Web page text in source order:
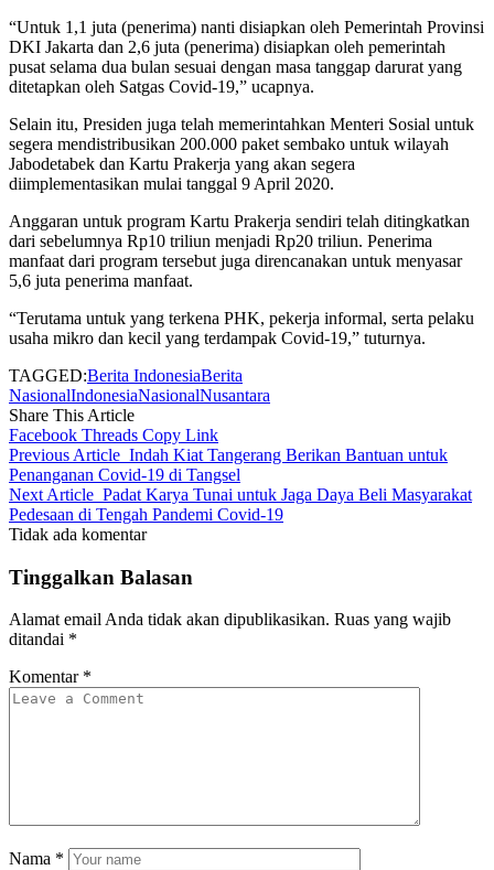
“Untuk 1,1 juta (penerima) nanti disiapkan oleh Pemerintah Provinsi
DKI Jakarta dan 2,6 juta (penerima) disiapkan oleh pemerintah
pusat selama dua bulan sesuai dengan masa tanggap darurat yang
ditetapkan oleh Satgas Covid-19,” ucapnya.
Selain itu, Presiden juga telah memerintahkan Menteri Sosial untuk
segera mendistribusikan 200.000 paket sembako untuk wilayah
Jabodetabek dan Kartu Prakerja yang akan segera
diimplementasikan mulai tanggal 9 April 2020.
Anggaran untuk program Kartu Prakerja sendiri telah ditingkatkan
dari sebelumnya Rp10 triliun menjadi Rp20 triliun. Penerima
manfaat dari program tersebut juga direncanakan untuk menyasar
5,6 juta penerima manfaat.
“Terutama untuk yang terkena PHK, pekerja informal, serta pelaku
usaha mikro dan kecil yang terdampak Covid-19,” tuturnya.
TAGGED:Berita IndonesiaBerita
NasionalIndonesiaNasionalNusantara
Share This Article
Facebook Threads Copy Link
Previous Article Indah Kiat Tangerang Berikan Bantuan untuk
Penanganan Covid-19 di Tangsel
Next Article Padat Karya Tunai untuk Jaga Daya Beli Masyarakat
Pedesaan di Tengah Pandemi Covid-19
Tidak ada komentar
Tinggalkan Balasan
Alamat email Anda tidak akan dipublikasikan. Ruas yang wajib
ditandai *
Komentar *
Nama *